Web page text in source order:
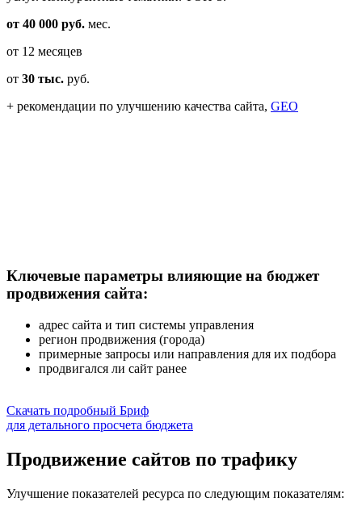
от 40 000 руб. мес.
от 12 месяцев
от 30 тыс. руб.
+ рекомендации по улучшению качества сайта, GEO
Ключевые параметры влияющие на бюджет
продвижения сайта:
адрес сайта и тип системы управления
регион продвижения (города)
примерные запросы или направления для их подбора
продвигался ли сайт ранее
Скачать подробный Бриф
для детального просчета бюджета
Продвижение сайтов по трафику
Улучшение показателей ресурса по следующим показателям: